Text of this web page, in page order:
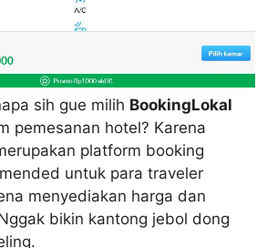
sih gue milih BookingLokal
pemesanan hotel? Karena
platform booking
untuk para traveler
menyediakan harga dan
bikin kantong jebol dong